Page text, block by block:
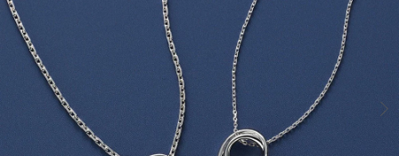
#メンズ ネックレス
ブランド
カテゴリー すべてのジュエリー